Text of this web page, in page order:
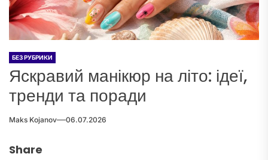
БЕЗ РУБРИКИ
Яскравий манікюр на літо: ідеї,
тренди та поради
Maks Kojanov 06.07.2026
Share